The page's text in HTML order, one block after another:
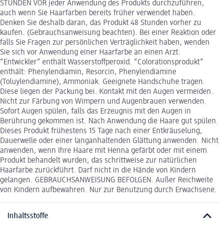
STUNDEN VOR jeder Anwendung des Produkts durchzuführen,
auch wenn Sie Haarfarben bereits früher verwendet haben.
Denken Sie deshalb daran, das Produkt 48 Stunden vorher zu
kaufen. (Gebrauchsanweisung beachten). Bei einer Reaktion oder
falls Sie Fragen zur persönlichen Verträglichkeit haben, wenden
Sie sich vor Anwendung einer Haarfarbe an einen Arzt.
“Entwickler” enthält Wasserstoffperoxid. “Colorationsprodukt”
enthält: Phenylendiamin, Resorcin, Phenylendiamine
(Toluylendiamine), Ammoniak. Geeignete Handschuhe tragen.
Diese liegen der Packung bei. Kontakt mit den Augen vermeiden.
Nicht zur Färbung von Wimpern und Augenbrauen verwenden.
Sofort Augen spülen, falls das Erzeugnis mit den Augen in
Berührung gekommen ist. Nach Anwendung die Haare gut spülen.
Dieses Produkt frühestens 15 Tage nach einer Entkräuselung,
Dauerwelle oder einer langanhaltenden Glättung anwenden. Nicht
anwenden, wenn Ihre Haare mit Henna gefärbt oder mit einem
Produkt behandelt wurden, das schrittweise zur natürlichen
Haarfarbe zurückführt. Darf nicht in die Hände von Kindern
gelangen. GEBRAUCHSANWEISUNG BEFOLGEN. Außer Reichweite
von Kindern aufbewahren. Nur zur Benutzung durch Erwachsene.
Inhaltsstoffe